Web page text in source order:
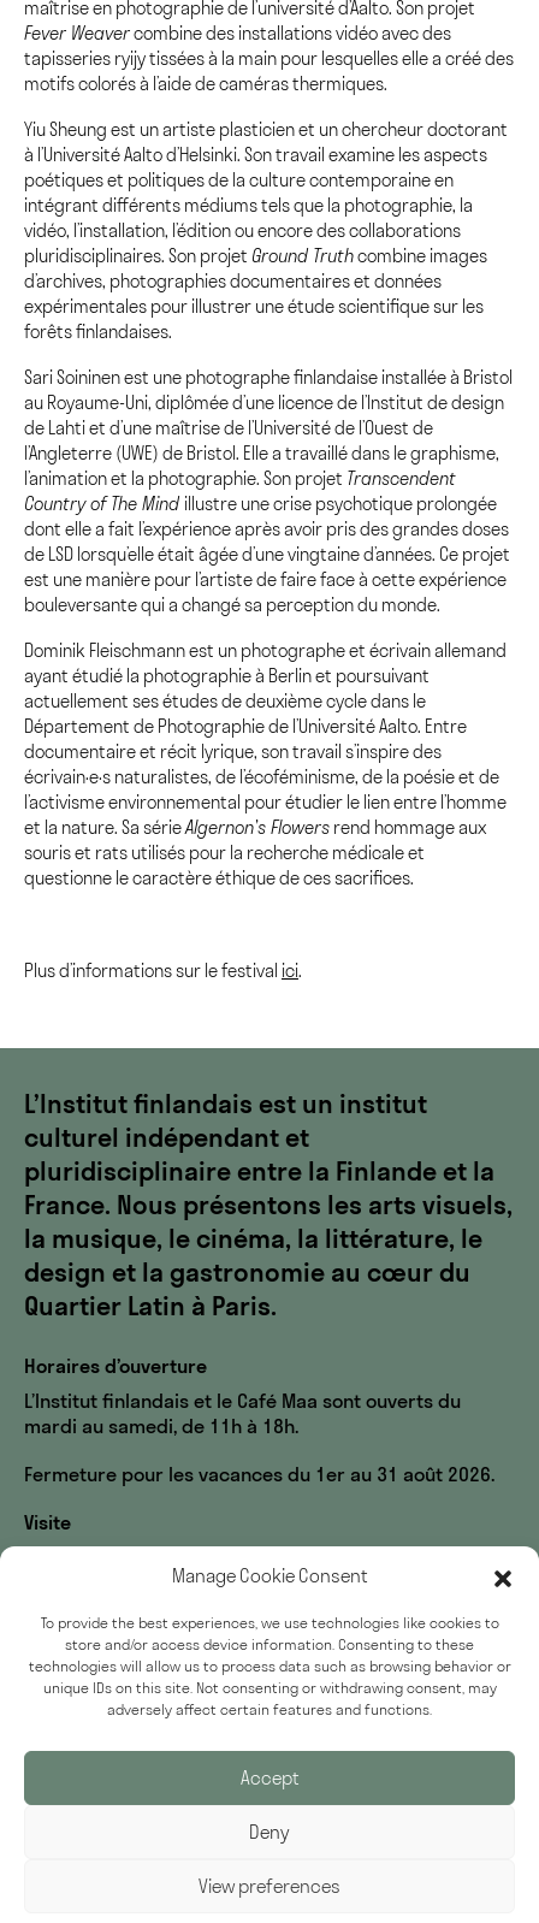
Manage Cookie Consent
To provide the best experiences, we use technologies like cookies to
store and/or access device information. Consenting to these
technologies will allow us to process data such as browsing behavior or
unique IDs on this site. Not consenting or withdrawing consent, may
adversely affect certain features and functions.
Accept
Deny
View preferences
maîtrise en photographie de l’université d’Aalto. Son projet
Fever Weavercombine des installations vidéo avec des
tapisseries ryijy tissées à la main pour lesquelles elle a créé des
motifs colorés à l’aide de caméras thermiques.
Yiu Sheung est un artiste plasticien et un chercheur doctorant
à l’Université Aalto d’Helsinki. Son travail examine les aspects
poétiques et politiques de la culture contemporaine en
intégrant différents médiums tels que la photographie, la
vidéo, l’installation, l’édition ou encore des collaborations
pluridisciplinaires. Son projet Ground Truthcombine images
d’archives, photographies documentaires et données
expérimentales pour illustrer une étude scientifique sur les
forêts finlandaises.
Sari Soininen est une photographe finlandaise installée à Bristol
au Royaume-Uni, diplômée d’une licence de l’Institut de design
de Lahti et d’une maîtrise de l’Université de l’Ouest de
l’Angleterre (UWE) de Bristol. Elle a travaillé dans le graphisme,
l’animation et la photographie. Son projet Transcendent
Country of The Mind illustre une crise psychotique prolongée
dont elle a fait l’expérience après avoir pris des grandes doses
de LSD lorsqu’elle était âgée d’une vingtaine d’années. Ce projet
est une manière pour l’artiste de faire face à cette expérience
bouleversante qui a changé sa perception du monde.
Dominik Fleischmann est un photographe et écrivain allemand
ayant étudié la photographie à Berlin et poursuivant
actuellement ses études de deuxième cycle dans le
Département de Photographie de l’Université Aalto. Entre
documentaire et récit lyrique, son travail s’inspire des
écrivain·e·s naturalistes, de l’écoféminisme, de la poésie et de
l’activisme environnemental pour étudier le lien entre l’homme
et la nature. Sa sérieAlgernon’s Flowers rend hommage aux
souris et rats utilisés pour la recherche médicale et
questionne le caractère éthique de ces sacrifices.
Plus d’informations sur le festival ici.
L’Institut finlandais est un institut
culturel indépendant et
pluridisciplinaire entre la Finlande et la
France. Nous présentons les arts visuels,
la musique, le cinéma, la littérature, le
design et la gastronomie au cœur du
Quartier Latin à Paris.
Horaires d’ouverture
L’Institut finlandais et le Café Maa sont ouverts du
mardi au samedi, de 11h à 18h.
Fermeture pour les vacances du 1er au 31 août 2026.
Visite
33, rue du Sommerard
Accessibilité
Presse
Inscrivez-vous à notre newsletter